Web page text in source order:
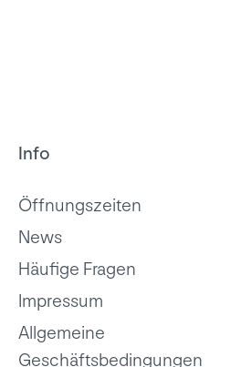
Info
Öffnungszeiten
News
Häufige Fragen
Impressum
Allgemeine
Geschäftsbedingungen